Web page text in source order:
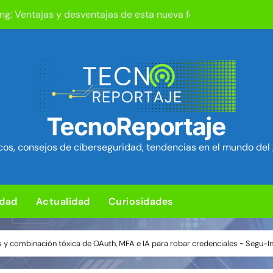
Ventajas y desventajas de esta nueva forma de jugar
para subir un kit de herramientas de post-explotación a
en el kernel de Linux (OVSwrap) con exploit activo afecta
ya está disponible: Game Freak presenta su nuevo RPG
Security Project ~ Segu-Info
para sorprender con pocos ingredientes
ciberataques que interrumpen los servicios de agua en
de tu bandeja de entrada
TecnoReportaje
consejos de ciberseguridad, tendencias en el mundo
Actualidad Curiosidades
y combinación tóxica de OAuth, MFA e IA para robar credenciales ~ Segu-